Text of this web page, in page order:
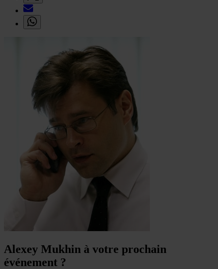
Alexey Mukhin à votre prochain
événement ?